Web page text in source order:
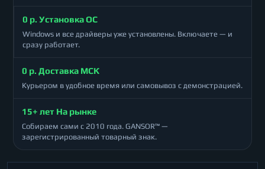
0 р. Установка ОС
Windows и все драйверы уже установлены. Включаете — и
сразу работает.
0 р. Доставка МСК
Курьером в удобное время или самовывоз с демонстрацией.
15+ лет На рынке
Собираем сами с 2010 года. GANSOR™ —
зарегистрированный товарный знак.